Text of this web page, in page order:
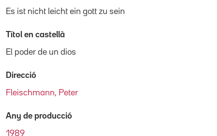
Es ist nicht leicht ein gott zu sein
Títol en castellà
El poder de un dios
Direcció
Fleischmann, Peter
Any de producció
1989